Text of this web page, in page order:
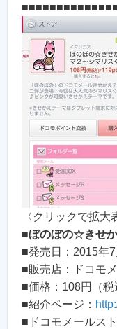
〈クリックで拡大
■ぼのぼの☆きせ
■発売日：2015年
■販売店：ドコモ
■価格：108円（税
■紹介ページ：
■ドコモメールス